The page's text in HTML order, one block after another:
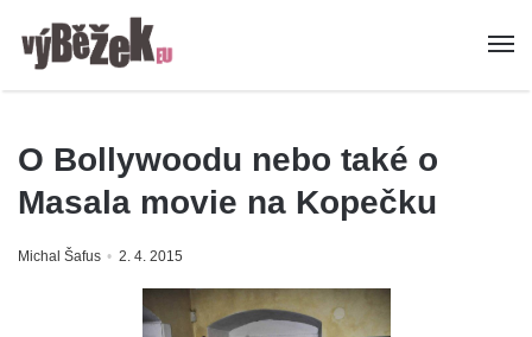
O Bollywoodu nebo také o
Masala movie na Kopečku
Michal Šafus 2. 4. 2015